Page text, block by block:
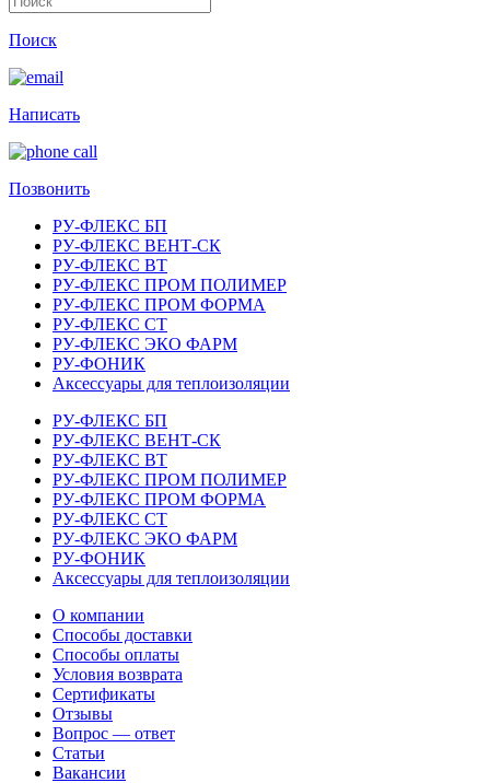
Поиск
Написать
Позвонить
РУ-ФЛЕКС БП
РУ-ФЛЕКС ВЕНТ-СК
РУ-ФЛЕКС ВТ
РУ-ФЛЕКС ПРОМ ПОЛИМЕР
РУ-ФЛЕКС ПРОМ ФОРМА
РУ-ФЛЕКС СТ
РУ-ФЛЕКС ЭКО ФАРМ
РУ-ФОНИК
Аксессуары для теплоизоляции
РУ-ФЛЕКС БП
РУ-ФЛЕКС ВЕНТ-СК
РУ-ФЛЕКС ВТ
РУ-ФЛЕКС ПРОМ ПОЛИМЕР
РУ-ФЛЕКС ПРОМ ФОРМА
РУ-ФЛЕКС СТ
РУ-ФЛЕКС ЭКО ФАРМ
РУ-ФОНИК
Аксессуары для теплоизоляции
О компании
Способы доставки
Способы оплаты
Условия возврата
Сертификаты
Отзывы
Вопрос — ответ
Статьи
Вакансии